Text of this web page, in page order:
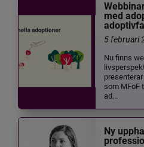
med
5 februari
Nu finns
som MFoF
ad...
Ny